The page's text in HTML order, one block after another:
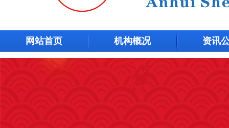
网站首页 机构概况 资讯